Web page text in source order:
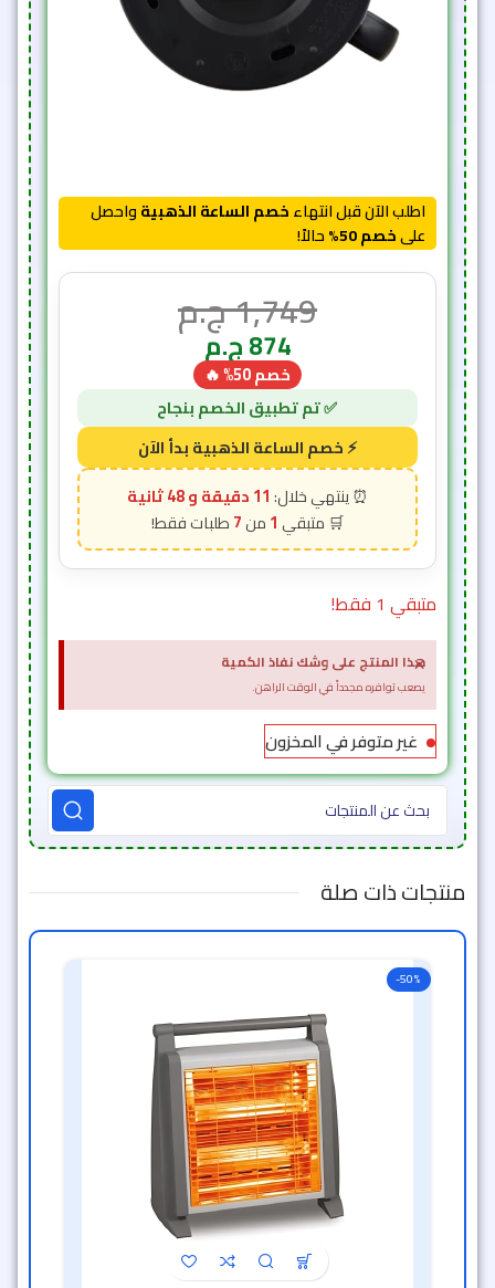
اطلب الآن قبل انتهاءخصم الساعة الذهبيةواحصل
علىخصم 50% حالاً!
1,749ج.م
874ج.م
خصم 50% 🔥
11 دقيقة و 46 ثانية
1
7
متبقي 1 فقط!
هذا المنتج على وشك نفاذ الكمية
يصعب توافره مجدداً في الوقت الراهن.
×
غير متوفر في المخزون
منتجات ذات صلة
-50%